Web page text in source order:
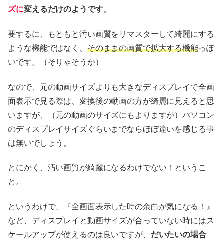
ズに変えるだけのようです。
要するに、もともと汚い画質をリマスターして綺麗にする
ような機能ではなく、 そのままの画質で拡大する機能っぽ
いです。（そりゃそうか）
なので、元の動画サイズよりも大きなディスプレイで全画
面表示で見る際は、変換後の動画の方が綺麗に見えると思
いますが、（元の動画のサイズにもよりますが）パソコン
のディスプレイサイズぐらいまでならほぼ違いを感じる事
は無いでしょう。
とにかく、汚い画質が綺麗になるわけでない！というこ
と。
というわけで、『全画面表示した時の余白が気になる！』
など、ディスプレイと動画サイズが合っていない時にはス
ケールアップが使えるのは良いですが、 だいたいの場合